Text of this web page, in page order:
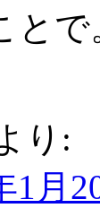
とで
り:
1月